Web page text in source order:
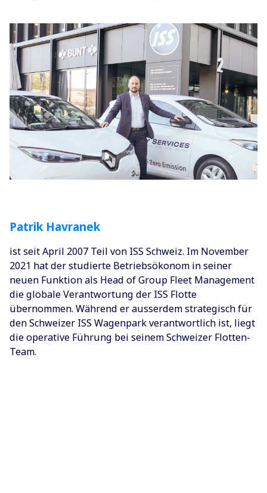
Patrik Havranek
ist seit April 2007 Teil von ISS Schweiz. Im November
2021 hat der studierte Betriebsökonom in seiner
neuen Funktion als Head of Group Fleet Management
die globale Verantwortung der ISS Flotte
übernommen. Während er ausserdem strategisch für
den Schweizer ISS Wagenpark verantwortlich ist, liegt
die operative Führung bei seinem Schweizer Flotten-
Team.